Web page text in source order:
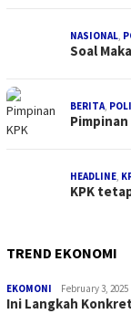
NASIONAL,
Soal
BERITA,
HEADLINE,
KPK
TREND EKONOMI
EKOMONI February 3, 2025
Ini Langkah